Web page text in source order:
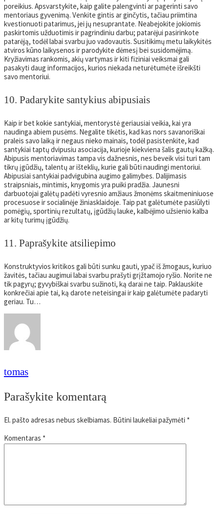
poreikius. Apsvarstykite, kaip galite palengvinti ar pagerinti savo
mentoriaus gyvenimą. Venkite gintis ar ginčytis, tačiau priimtina
kvestionuoti patarimus, jei jų nesuprantate. Neabejokite jokiomis
paskirtomis užduotimis ir pagrindiniu darbu; patarėjui pasirinkote
patarėją, todėl labai svarbu juo vadovautis. Susitikimų metu laikykitės
atviros kūno laikysenos ir parodykite dėmesį bei susidomėjimą.
Kryžiavimas rankomis, akių vartymas ir kiti fiziniai veiksmai gali
pasakyti daug informacijos, kurios niekada neturėtumėte išreikšti
savo mentoriui.
10. Padarykite santykius abipusiais
Kaip ir bet kokie santykiai, mentorystė geriausiai veikia, kai yra
naudinga abiem pusėms. Negalite tikėtis, kad kas nors savanoriškai
praleis savo laiką ir negaus nieko mainais, todėl pasistenkite, kad
santykiai taptų dvipusiu asociacija, kurioje kiekviena šalis gautų kažką.
Abipusis mentoriavimas tampa vis dažnesnis, nes beveik visi turi tam
tikrų įgūdžių, talentų ar išteklių, kurie gali būti naudingi mentoriui.
Abipusiai santykiai padvigubina augimo galimybes. Dalijimasis
straipsniais, mintimis, knygomis yra puiki pradžia. Jaunesni
darbuotojai galėtų padėti vyresnio amžiaus žmonėms skaitmeniniuose
procesuose ir socialinėje žiniasklaidoje. Taip pat galėtumėte pasiūlyti
pomėgių, sportinių rezultatų, įgūdžių lauke, kalbėjimo užsienio kalba
ar kitų turimų įgūdžių.
11. Paprašykite atsiliepimo
Konstruktyvios kritikos gali būti sunku gauti, ypač iš žmogaus, kuriuo
žavitės, tačiau augimui labai svarbu prašyti grįžtamojo ryšio. Norite ne
tik pagyrų; gyvybiškai svarbu sužinoti, ką darai ne taip. Paklauskite
konkrečiai apie tai, ką darote neteisingai ir kaip galėtumėte padaryti
geriau. Tu…
tomas
Parašykite komentarą
El. pašto adresas nebus skelbiamas. Būtini laukeliai pažymėti *
Komentaras *